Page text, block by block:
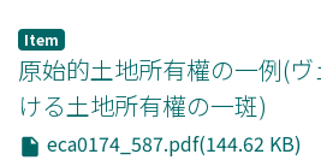
Item
原始的土地所有權の一例(
ける土地所有權の一斑)
eca0174_587.pdf(144.62 KB)